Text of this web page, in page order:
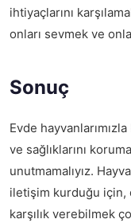
ihtiyaçlarını
onları sevmek ve
Sonuç
Evde
ve sağlıklarını
unutmamalıyız.
iletişim kurduğu için,
karşılık verebilmek